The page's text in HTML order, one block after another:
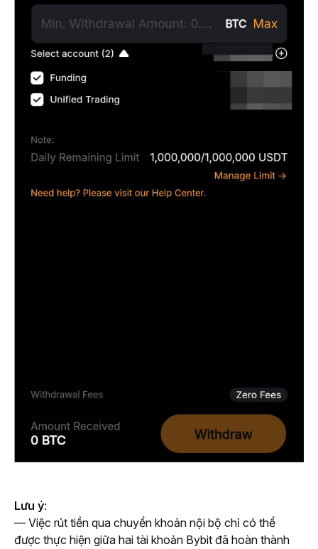
Lưu ý:
— Việc rút tiền qua chuyển khoản nội bộ chỉ có thể
được thực hiện giữa hai tài khoản Bybit đã hoàn thành